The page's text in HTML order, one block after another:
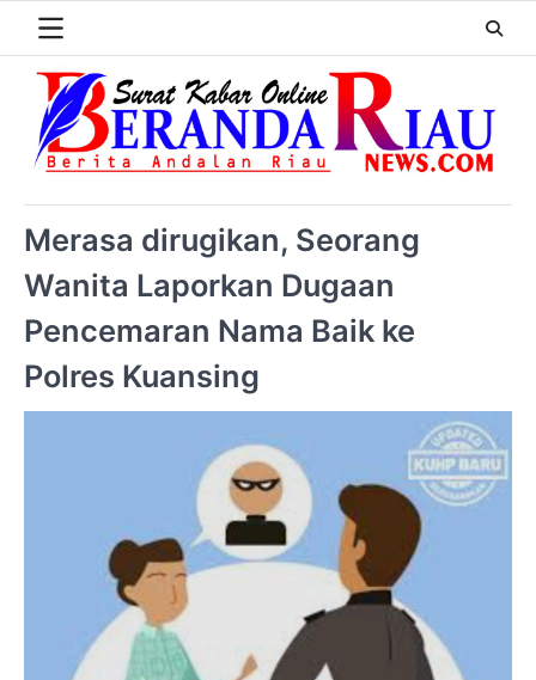
Merasa dirugikan, Seorang
Wanita Laporkan Dugaan
Pencemaran Nama Baik ke
Polres Kuansing